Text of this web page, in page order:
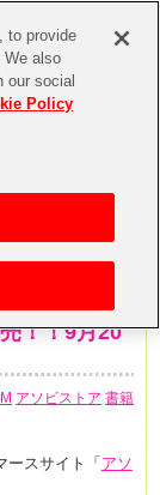
！！9月20
アソビストア 書籍
スサイト「 アソ
to provide
We also
our social
Policy